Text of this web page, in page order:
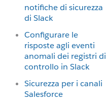
notifiche di sicurezza
di Slack
Configurare le
risposte agli eventi
anomali dei registri di
controllo in Slack
Sicurezza per i canali
Salesforce